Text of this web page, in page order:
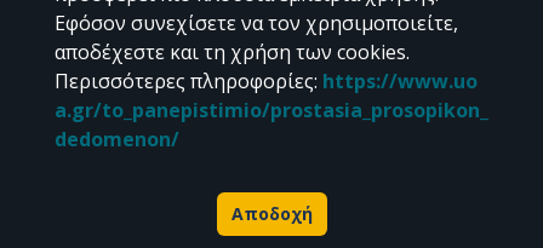
CC BY-NC 4.0
Εκτός αν αναφέρεται διαφορετικά, το υλικό της "Περγάμου" διατίθεται
Powered by
Εφόσον συνεχίσετε να τον χρησιμοποιείτε,
αποδέχεστε και τη χρήση των cookies.
Περισσότερες πληροφορίες: https://www.uo
a.gr/to_panepistimio/prostasia_prosopikon_
dedomenon/
Αποδοχή